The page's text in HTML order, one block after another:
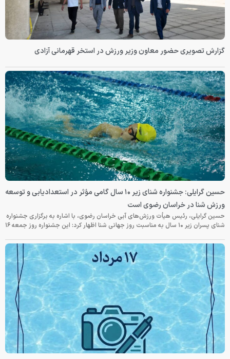
گزارش تصویری حضور معاون وزیر ورزش در استخر قهرمانی آزادی
حسین گرایلی: جشنواره شنای زیر ۱۰ سال گامی مؤثر در استعدادیابی و توسعه
ورزش شنا در خراسان رضوی است
حسین گرایلی، رئیس هیأت ورزش‌های آبی خراسان رضوی، با اشاره به برگزاری جشنواره
شنای پسران زیر ۱۰ سال به مناسبت روز جهانی شنا اظهار کرد: این جشنواره روز جمعه‌ ۱۶